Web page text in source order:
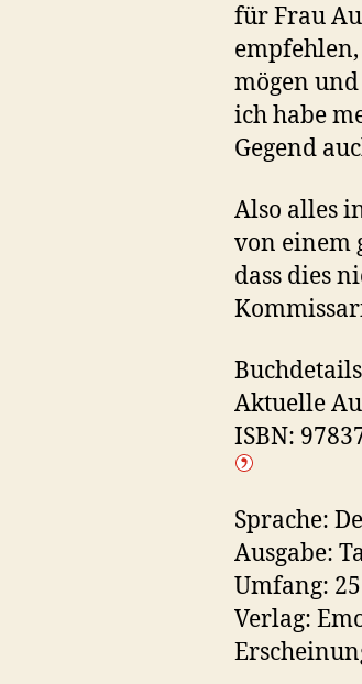
für Frau
mögen
ich habe
Gegend
Also alles
von einem
dass dies
Buchdetails
Aktuelle
ISBN:
Sprache:
Ausgabe:
Umfang:
Verlag: